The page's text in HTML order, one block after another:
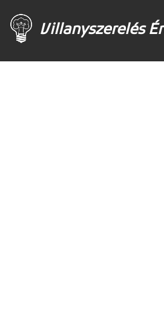
Villanyszerelés